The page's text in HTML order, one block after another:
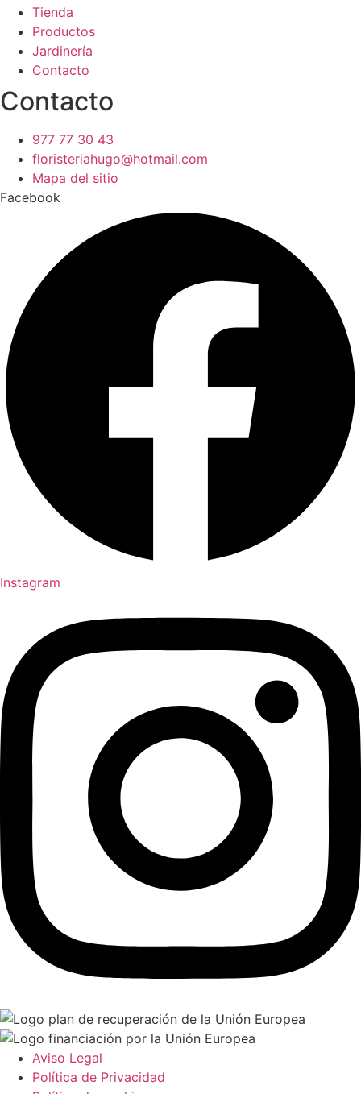
Tienda
Productos
Jardinería
Contacto
Contacto
977 77 30 43
floristeriahugo@hotmail.com
Mapa del sitio
Facebook
Instagram
Aviso Legal
Política de Privacidad